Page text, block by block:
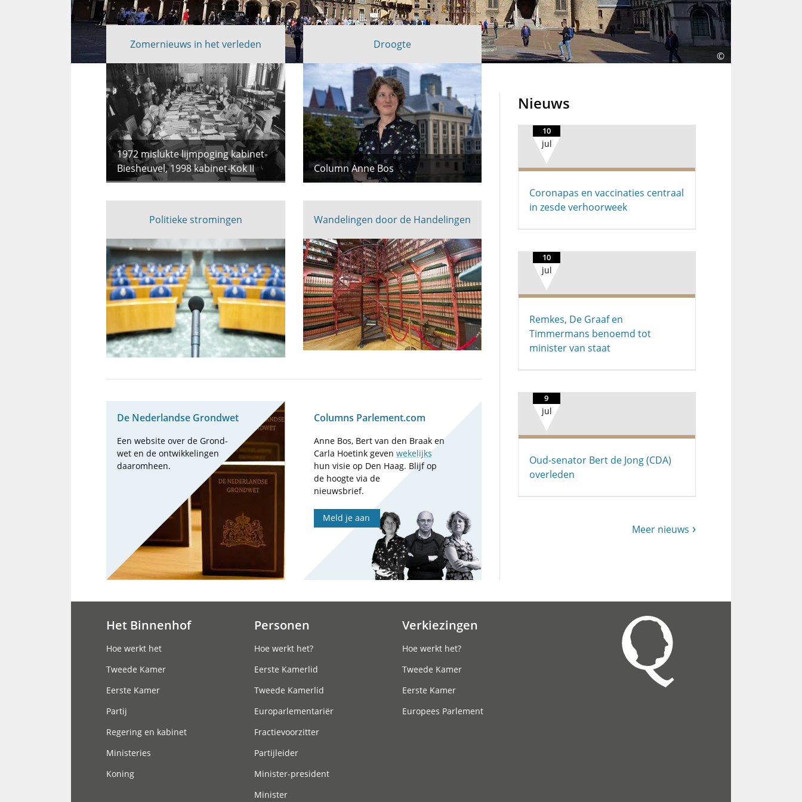
©
Uitgelicht
Zomernieuws in het verleden
1972 mislukte lijmpoging kabinet-
Biesheuvel, 1998 kabinet-Kok II
Droogte
Column Anne Bos
Politieke stromingen Wandelingen door de Handelingen
De Neder­landse Grond­wet
Een web­site over de Grond­
wet en de ont­wik­ke­lin­gen
daarom­heen.
Columns Parlement.com
Anne Bos, Bert van den Braak en
Carla Hoetink geven wekelijks
hun visie op Den Haag. Blijf op
de hoogte via de
nieuwsbrief.
Meld je aan
Nieuws
10
jul
Coronapas en vaccinaties centraal
in zesde verhoorweek
10
jul
Remkes, De Graaf en
Timmermans benoemd tot
minister van staat
9
jul
Oud-senator Bert de Jong (CDA)
overleden
Meer nieuws
Het Binnenhof
Hoe werkt het
Tweede Kamer
Eerste Kamer
Partij
Regering en kabinet
Ministeries
Koning
Personen
Hoe werkt het?
Eerste Kamerlid
Tweede Kamerlid
Europarlementariër
Fractievoorzitter
Partijleider
Minister-president
Minister
Verkiezingen
Hoe werkt het?
Tweede Kamer
Eerste Kamer
Europees Parlement